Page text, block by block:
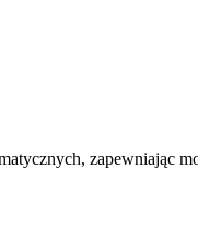
zapewniając